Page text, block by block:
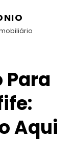
Aqui